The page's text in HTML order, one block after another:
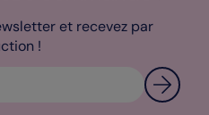
à travers mille et une
et recevez par
!